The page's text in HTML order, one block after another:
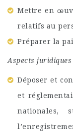
Mettre en
relatifs au
Préparer la
Aspects
Déposer et
et
nationales,